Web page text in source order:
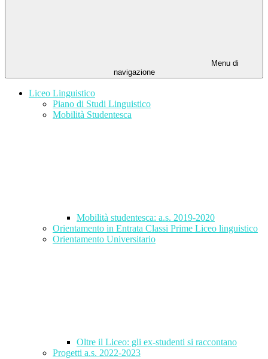
Menu di
navigazione
Liceo Linguistico
Piano di Studi Linguistico
Mobilità Studentesca
Mobilità studentesca: a.s. 2019-2020
Orientamento in Entrata Classi Prime Liceo linguistico
Orientamento Universitario
Oltre il Liceo: gli ex-studenti si raccontano
Progetti a.s. 2022-2023